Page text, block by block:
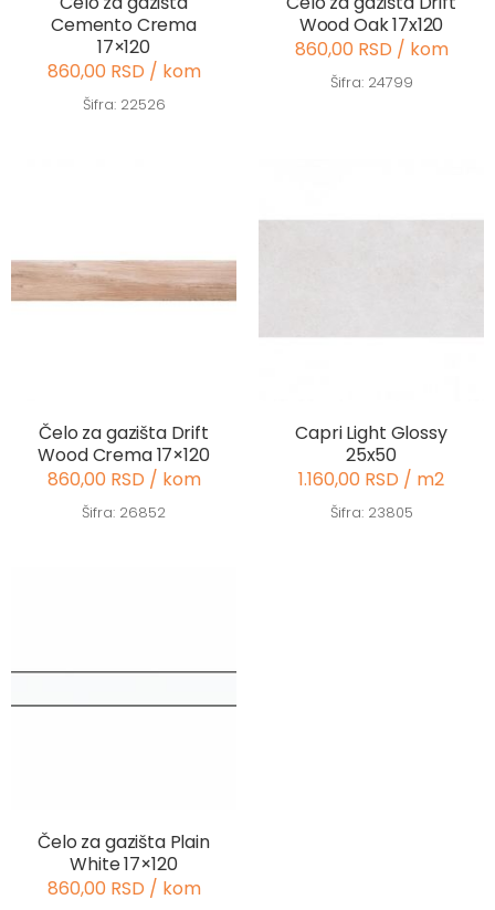
Cemento Crema
17×120
860,00 RSD / kom
Šifra: 22526
Wood Oak 17x120
860,00 RSD / kom
Šifra: 24799
Čelo za gazišta Drift
Wood Crema 17×120
860,00 RSD / kom
Šifra: 26852
Capri Light Glossy
25x50
1.160,00 RSD / m2
Šifra: 23805
Čelo za gazišta Plain
White 17×120
860,00 RSD / kom